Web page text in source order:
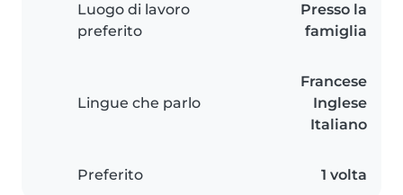
Luogo di lavoro
preferito
Presso la
famiglia
Lingue che parlo
Francese
Inglese
Italiano
Preferito 1 volta